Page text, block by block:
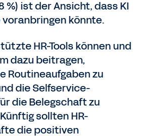
%) ist der Ansicht, dass KI
könnte.
HR-Tools können und
dazu beitragen,
Routineaufgaben zu
die Selfservice-
die Belegschaft zu
sollten HR-
die positiven